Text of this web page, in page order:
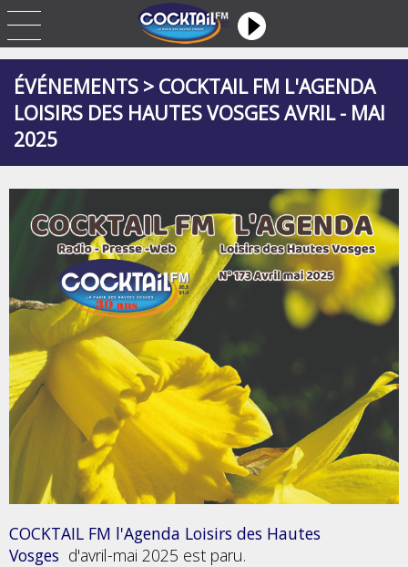
ÉVÉNEMENTS > COCKTAIL FM L'AGENDA
LOISIRS DES HAUTES VOSGES AVRIL - MAI
2025
COCKTAIL FM l'Agenda Loisirs des Hautes
Vosges d'avril-mai 2025 est paru.